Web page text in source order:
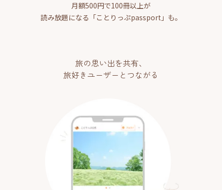
月額500円で100冊以上が
読み放題になる「ことりっぷpassport」も。
旅の思い出を共有、
旅好きユーザーとつながる